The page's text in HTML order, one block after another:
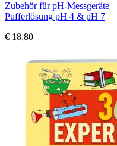
Zubehör für pH-Messgeräte
Pufferlösung pH 4 & pH 7
€ 18,80